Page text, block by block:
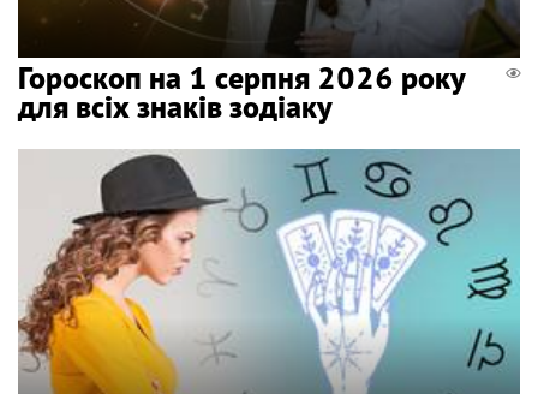
Гороскоп на 1 серпня 2026 року
для всіх знаків зодіаку